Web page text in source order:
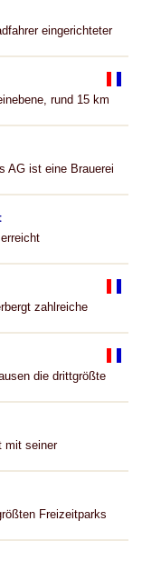
eingerichteter
rund 15 km
AG ist eine Brauerei
zahlreiche
die drittgrößte
mit seiner
Freizeitparks